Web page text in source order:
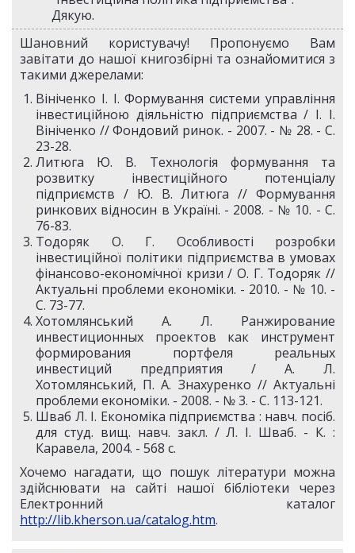
Дякую.
Шановний користувачу! Пропонуємо Вам
завітати до нашої книгозбірні та ознайомитися з
такими джерелами:
Вініченко І. І. Формування системи управління
інвестиційною діяльністю підприємства / І. І.
Вініченко // Фондовий ринок. - 2007. - № 28. - С.
23-28.
Литюга Ю. В. Технологія формування та
розвитку інвестиційного потенціалу
підприємств / Ю. В. Литюга // Формування
ринкових відносин в Україні. - 2008. - № 10. - С.
76-83.
Тодоряк О. Г. Особливості розробки
інвестиційної політики підприємства в умовах
фінансово-економічної кризи / О. Г. Тодоряк //
Актуальні проблеми економіки. - 2010. - № 10. -
С. 73-77.
Хотомлянський А. Л. Ранжирование
инвестиционных проектов как инструмент
формирования портфеля реальных
инвестиций предприятия / А. Л.
Хотомлянський, П. А. Знахуренко // Актуальні
проблеми економіки. - 2008. - № 3. - С. 113-121.
Шваб Л. І. Економіка підприємства : навч. посіб.
для студ. вищ. навч. закл. / Л. І. Шваб. - К. :
Каравела, 2004. - 568 с.
Хочемо нагадати, що пошук літератури можна
здійснювати на сайті нашої бібліотеки через
Електронний каталог
http://lib.kherson.ua/catalog.htm.